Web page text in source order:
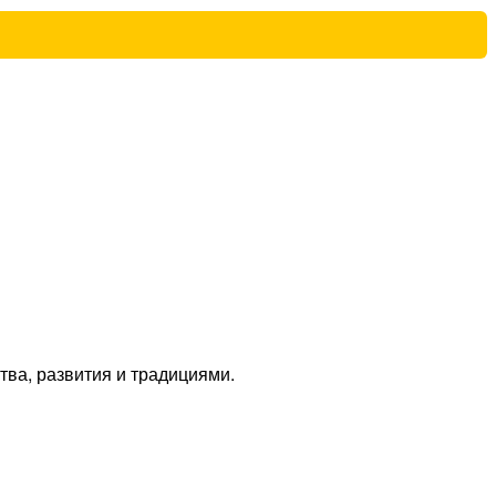
развития и традициями.